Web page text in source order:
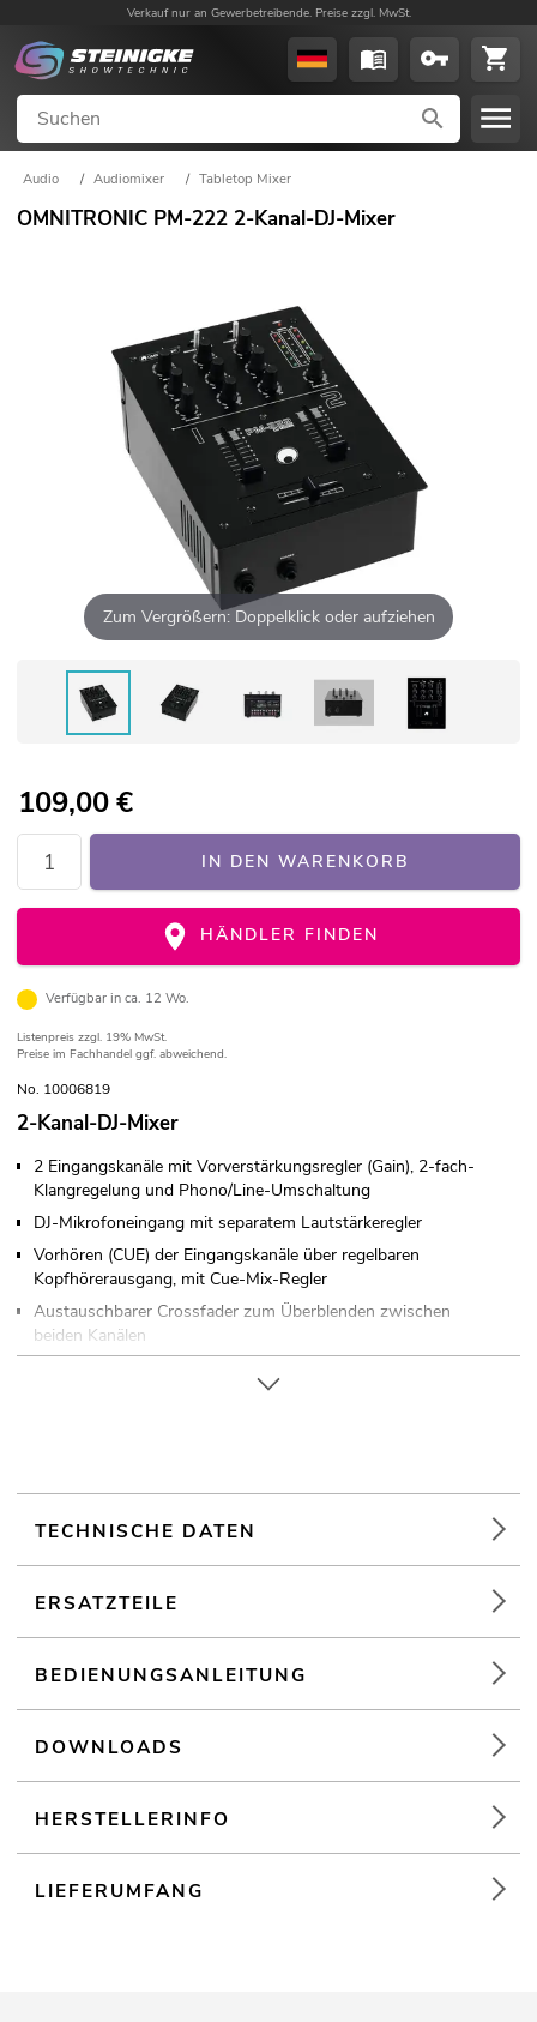
Verkauf nur an Gewerbetreibende. Preise zzgl. MwSt.
Audio / Audiomixer / Tabletop Mixer
OMNITRONIC PM-222 2-Kanal-DJ-Mixer
Zum Vergrößern: Doppelklick oder aufziehen
109,00€
IN DEN WARENKORB
HÄNDLER FINDEN
Verfügbar in ca. 12 Wo.
Listenpreis zzgl. 19% MwSt.
Preise im Fachhandel ggf. abweichend.
No. 10006819
2-Kanal-DJ-Mixer
2 Eingangskanäle mit Vorverstärkungsregler (Gain), 2-fach-
Klangregelung und Phono/Line-Umschaltung
DJ-Mikrofoneingang mit separatem Lautstärkeregler
Vorhören (CUE) der Eingangskanäle über regelbaren
Kopfhörerausgang, mit Cue-Mix-Regler
Austauschbarer Crossfader zum Überblenden zwischen
beiden Kanälen
Mobile DJs / Alleinunterhalter; Installation
TECHNISCHE DATEN
ERSATZTEILE
BEDIENUNGSANLEITUNG
DOWNLOADS
HERSTELLERINFO
LIEFERUMFANG